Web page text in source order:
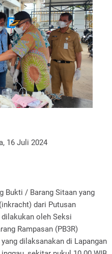
16 Juli 2024
Bukti / Barang Sitaan yang
dari Putusan
oleh Seksi
Rampasan (PB3R)
dilaksanakan di Lapangan